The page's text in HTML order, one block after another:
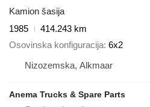
Kamion šasija
1985
414.243 km
Osovinska konfiguracija 6x2
Nizozemska, Alkmaar
Anema Trucks & Spare Parts